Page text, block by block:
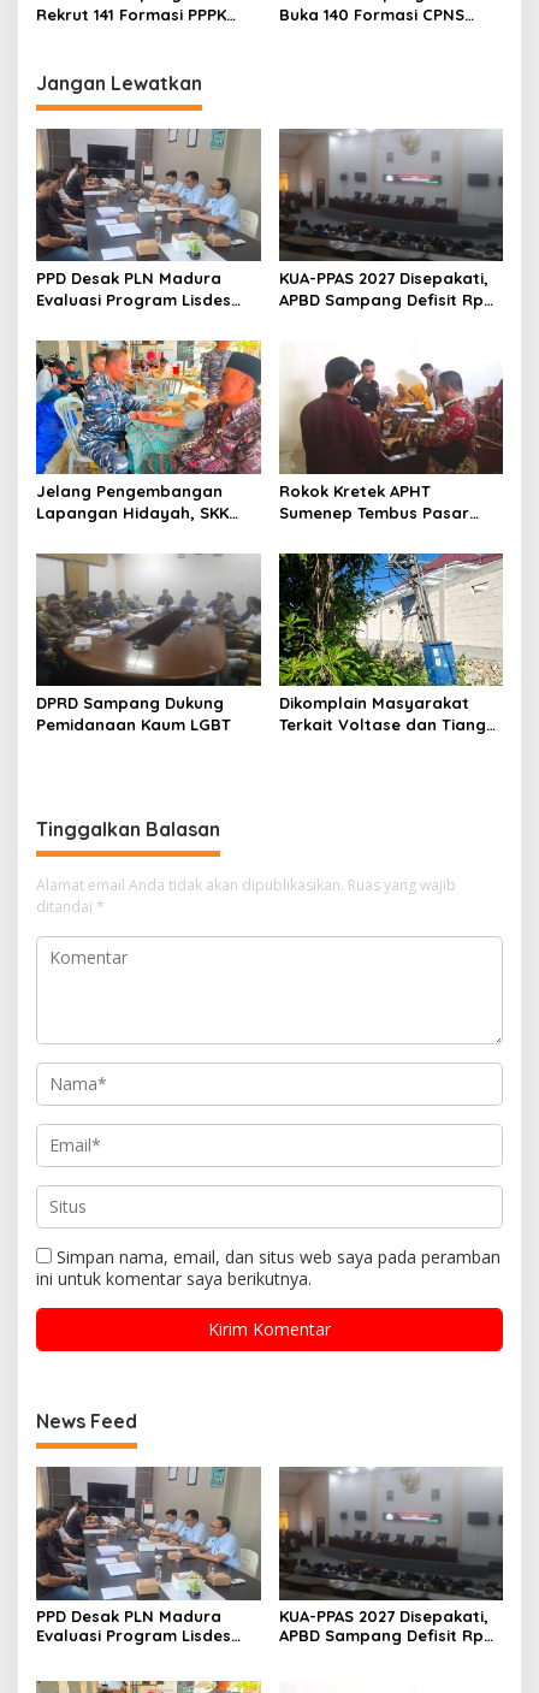
Rekrut 141 Formasi PPPK
Buka 140 Formasi CPNS
Jangan Lewatkan
PPD Desak PLN Madura
Evaluasi Program Lisdes
KUA-PPAS 2027 Disepakati,
APBD Sampang Defisit Rp
Jelang Pengembangan
Lapangan Hidayah, SKK
Perkuat Sinergi dengan
Nelayan Sampang
Rokok Kretek APHT
Sumenep Tembus Pasar
DPRD Sampang Dukung
Pemidanaan Kaum LGBT
Dikomplain Masyarakat
Terkait Voltase dan Tiang
Tinggalkan Balasan
Alamat email Anda tidak akan dipublikasikan. Ruas yang wajib
ditandai *
Simpan nama, email, dan situs web saya pada peramban
ini untuk komentar saya berikutnya.
News Feed
PPD Desak PLN Madura
Evaluasi Program Lisdes
KUA-PPAS 2027 Disepakati,
APBD Sampang Defisit Rp